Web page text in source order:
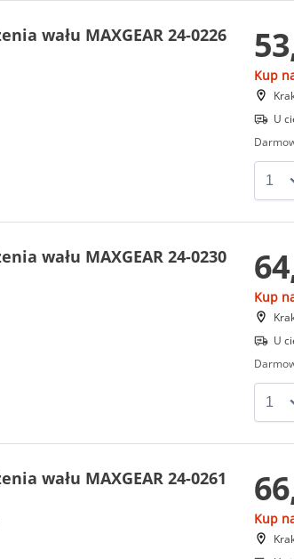
wału MAXGEAR 24-0226
Kup
U
wału MAXGEAR 24-0230
Kup
U
wału MAXGEAR 24-0261
Kup